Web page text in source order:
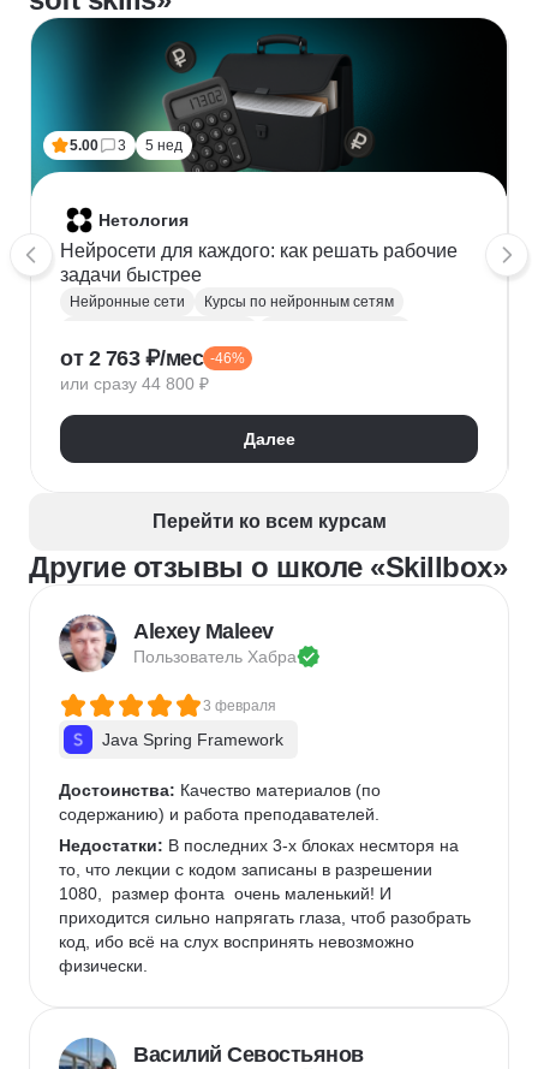
5.00 3 5 нед
Нетология
Нейросети для каждого: как решать рабочие
задачи быстрее
Нейронные сети
Курсы по нейронным сетям
Автоматизация процессов
от 2 763 ₽/мес -46%
или сразу 44 800 ₽
Далее
Перейти ко всем курсам
Другие отзывы о школе «Skillbox»
Alexey Maleev
Пользователь Хабра
3 февраля
Java Spring Framework
Достоинства: Качество материалов (по
содержанию) и работа преподавателей.
Недостатки: В последних 3-х блоках несмторя на
то, что лекции с кодом записаны в разрешении
1080,  размер фонта  очень маленький! И
приходится сильно напрягать глаза, чтоб разобрать
код, ибо всё на слух воспринять невозможно
физически.
Василий Севостьянов